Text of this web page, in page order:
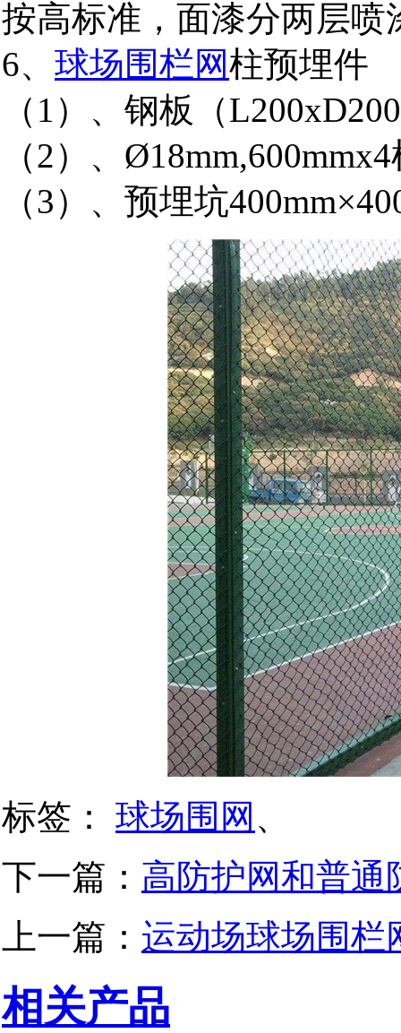
按高标准，面漆分两层喷
6、 球场围栏网柱预埋件
（1）、钢板（
（2）、
（3）、预埋坑
标签： 球场围网 、
下一篇： 高防护网和普通
上一篇： 运动场球场围栏
相关产品